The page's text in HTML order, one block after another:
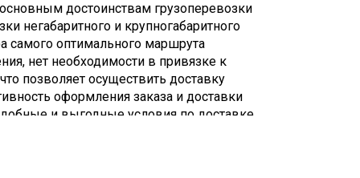
достоинствам грузоперевозки
негабаритного и крупногабаритного
самого оптимального маршрута
нет необходимости в привязке к
позволяет осуществить доставку
оформления заказа и доставки
и выгодные условия по доставке,